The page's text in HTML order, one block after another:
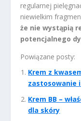
regularnej
niewielkim
że nie wystąpią
potencjalnego
Powiązane posty:
Krem z
zastosowanie
Krem BB –
dla skóry